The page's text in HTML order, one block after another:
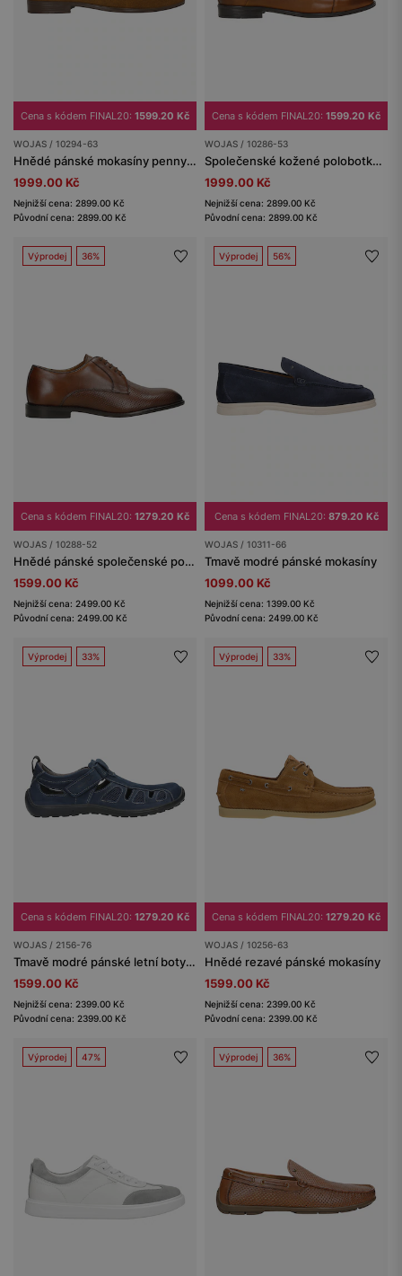
Cena s kódem FINAL20: 1599.20 Kč
WOJAS / 10294-63
Hnědé pánské mokasíny penny loafers
1999.00 Kč
Nejnižší cena: 2899.00 Kč
Původní cena: 2899.00 Kč
Cena s kódem FINAL20: 1599.20 Kč
WOJAS / 10286-53
Společenské kožené polobotky pánské hnědé
1999.00 Kč
Nejnižší cena: 2899.00 Kč
Původní cena: 2899.00 Kč
Výprodej 36%
Cena s kódem FINAL20: 1279.20 Kč
WOJAS / 10288-52
Hnědé pánské společenské polobotky z perforované kůže
1599.00 Kč
Nejnižší cena: 2499.00 Kč
Původní cena: 2499.00 Kč
Výprodej 56%
Cena s kódem FINAL20: 879.20 Kč
WOJAS / 10311-66
Tmavě modré pánské mokasíny
1099.00 Kč
Nejnižší cena: 1399.00 Kč
Původní cena: 2499.00 Kč
Výprodej 33%
Cena s kódem FINAL20: 1279.20 Kč
WOJAS / 2156-76
Tmavě modré pánské letní boty z přírodního veluru
1599.00 Kč
Nejnižší cena: 2399.00 Kč
Původní cena: 2399.00 Kč
Výprodej 33%
Cena s kódem FINAL20: 1279.20 Kč
WOJAS / 10256-63
Hnědé rezavé pánské mokasíny
1599.00 Kč
Nejnižší cena: 2399.00 Kč
Původní cena: 2399.00 Kč
Výprodej 47% Výprodej 36%